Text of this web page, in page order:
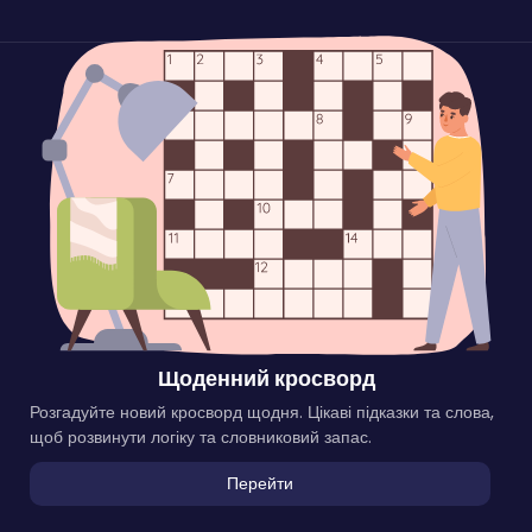
Щоденний кросворд
Розгадуйте новий кросворд щодня. Цікаві підказки та слова,
щоб розвинути логіку та словниковий запас.
Перейти